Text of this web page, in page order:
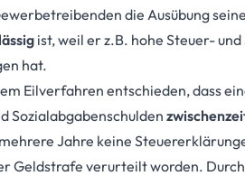
die Ausübung
ist, weil er z.B. hohe Steuer-
hat.
Eilverfahren entschieden, dass
Sozialabgabenschulden
Jahre keine
Geldstrafe verurteilt worden.